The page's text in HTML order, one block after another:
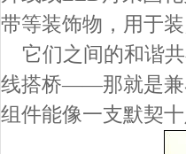
带等装饰物，用于
它们之间的和谐
线搭桥——那就是兼
组件能像一支默契